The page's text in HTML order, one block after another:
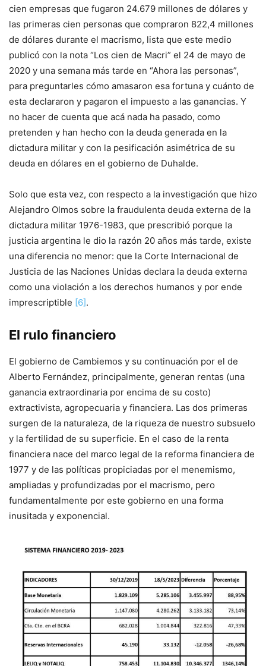
cien empresas que fugaron 24.679 millones de dólares y
las primeras cien personas que compraron 822,4 millones
de dólares durante el macrismo, lista que este medio
publicó con la nota “Los cien de Macri” el 24 de mayo de
2020 y una semana más tarde en “Ahora las personas”,
para preguntarles cómo amasaron esa fortuna y cuánto de
esta declararon y pagaron el impuesto a las ganancias. Y
no hacer de cuenta que acá nada ha pasado, como
pretenden y han hecho con la deuda generada en la
dictadura militar y con la pesificación asimétrica de su
deuda en dólares en el gobierno de Duhalde.
Solo que esta vez, con respecto a la investigación que hizo
Alejandro Olmos sobre la fraudulenta deuda externa de la
dictadura militar 1976-1983, que prescribió porque la
justicia argentina le dio la razón 20 años más tarde, existe
una diferencia no menor: que la Corte Internacional de
Justicia de las Naciones Unidas declara la deuda externa
como una violación a los derechos humanos y por ende
imprescriptible [6].
El rulo financiero
El gobierno de Cambiemos y su continuación por el de
Alberto Fernández, principalmente, generan rentas (una
ganancia extraordinaria por encima de su costo)
extractivista, agropecuaria y financiera. Las dos primeras
surgen de la naturaleza, de la riqueza de nuestro subsuelo
y la fertilidad de su superficie. En el caso de la renta
financiera nace del marco legal de la reforma financiera de
1977 y de las políticas propiciadas por el menemismo,
ampliadas y profundizadas por el macrismo, pero
fundamentalmente por este gobierno en una forma
inusitada y exponencial.